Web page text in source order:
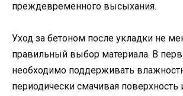
преждевременного высыхания.
Уход за бетоном после укладки не
правильный выбор материала. В
необходимо поддерживать
периодически смачивая